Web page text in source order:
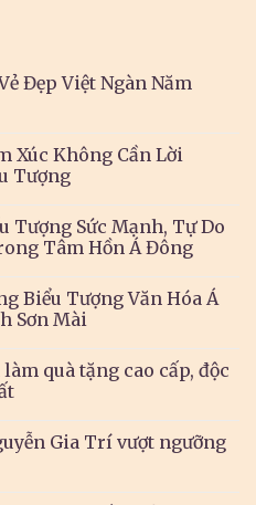
Đẹp Việt Ngàn Năm
Xúc Không Cần Lời
Tượng
Tượng Sức Mạnh, Tự Do
Tâm Hồn Á Đông
Biểu Tượng Văn Hóa Á
Sơn Mài
quà tặng cao cấp, độc
Gia Trí vượt ngưỡng